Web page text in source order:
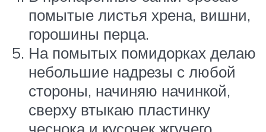
помытые листья хрена, вишни,
горошины перца.
На помытых помидорках делаю
небольшие надрезы с любой
стороны, начиняю начинкой,
сверху втыкаю пластинку